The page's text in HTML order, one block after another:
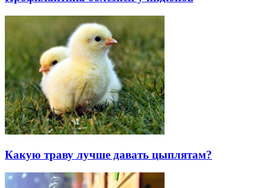
Какую траву лучше давать цыплятам?